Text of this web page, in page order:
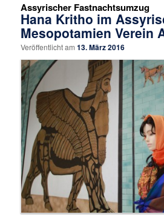
Assyrischer Fastnachtsumzug
Hana Kritho im
Mesopotamien Verein
Veröffentlicht am13. März 2016